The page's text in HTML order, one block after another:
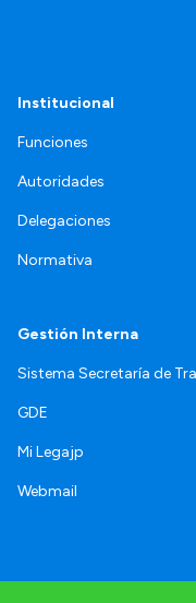
Institucional
Funciones
Autoridades
Delegaciones
Normativa
Gestión Interna
Sistema Secretaría de
GDE
Mi Legajp
Webmail